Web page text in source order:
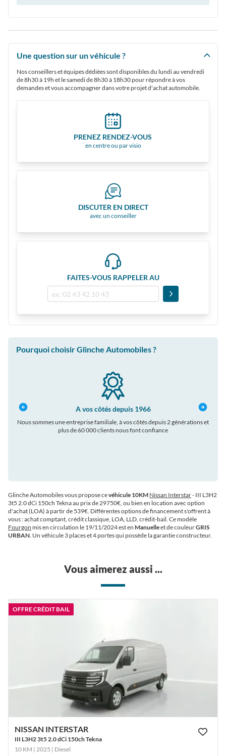
Une question sur un véhicule ?
Nos conseillers et équipes dédiées sont disponibles du lundi au vendredi
de 8h30 à 19h et le samedi de 8h30 à 18h30 pour répondre à vos
demandes et vous accompagner dans votre projet d'achat automobile.
PRENEZ RENDEZ-VOUS
en centre ou par visio
DISCUTER EN DIRECT
avec un conseiller
FAITES-VOUS RAPPELER AU
Pourquoi choisir Glinche Automobiles ?
A vos côtés depuis 1966
Nous sommes une entreprise familiale, à vos côtés depuis 2 générations et
plus de 60 000 clients nous font confiance
Glinche Automobiles vous propose cevéhicule 10KM Nissan Interstar- III L3H2
3t5 2.0 dCi 150ch Tekna au prix de 29750€, ou bien en location avec option
d'achat (LOA) à partir de 539€. Différentes options de financement s'offrent à
vous : achat comptant, crédit classique, LOA, LLD, crédit-bail. Ce modèle
Fourgon mis en circulation le 19/11/2024 est en Manuelleet de couleurGRIS
URBAN. Un véhicule 3 places et 4 portes qui possède la garantie constructeur.
Vous aimerez aussi ...
OFFRE CRÉDIT BAIL
NISSAN INTERSTAR
III L3H2 3t5 2.0 dCi 150ch Tekna
10 KM | 2025 | Diesel